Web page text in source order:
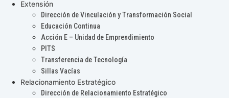
Extensión
Dirección de Vinculación y Transformación Social
Educación Continua
Acción E – Unidad de Emprendimiento
PITS
Transferencia de Tecnología
Sillas Vacías
Relacionamiento Estratégico
Dirección de Relacionamiento Estratégico